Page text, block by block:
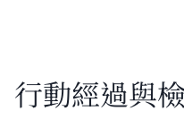
行動經過與